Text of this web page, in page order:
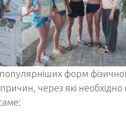
форм фізичної
через які необхідно